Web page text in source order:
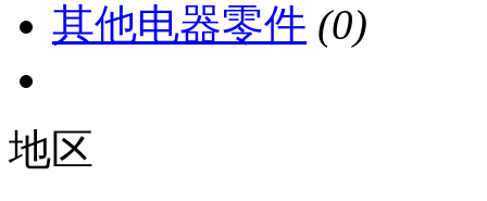
其他电器零件 (0)
地区